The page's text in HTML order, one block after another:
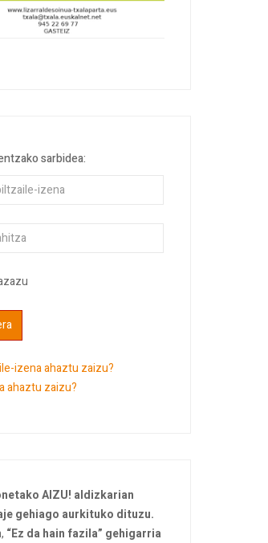
sarbidea:
izena ahaztu zaizu?
ahaztu zaizu?
AIZU! aldizkarian
gehiago aurkituko dituzu.
“Ez da hain fazila” gehigarria